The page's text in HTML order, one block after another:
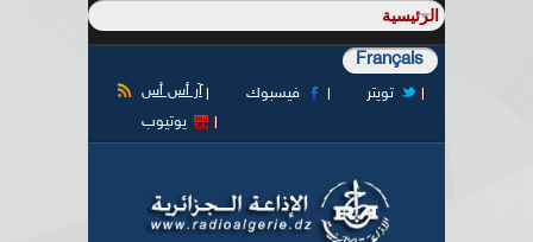
Français
آر أس أس فيسبوك
تويتر
يوتيوب